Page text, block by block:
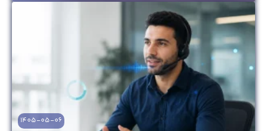
1405-05-06